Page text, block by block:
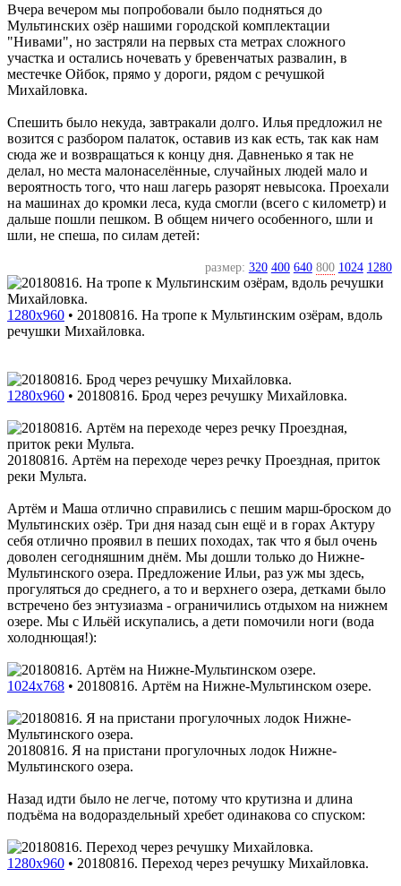
Вчера вечером мы попробовали было подняться до
Мультинских озёр нашими городской комплектации
"Нивами", но застряли на первых ста метрах сложного
участка и остались ночевать у бревенчатых развалин, в
местечке Ойбок, прямо у дороги, рядом с речушкой
Михайловка.
Спешить было некуда, завтракали долго. Илья предложил не
возится с разбором палаток, оставив из как есть, так как нам
сюда же и возвращаться к концу дня. Давненько я так не
делал, но места малонаселённые, случайных людей мало и
вероятность того, что наш лагерь разорят невысока. Проехали
на машинах до кромки леса, куда смогли (всего с километр) и
дальше пошли пешком. В общем ничего особенного, шли и
шли, не спеша, по силам детей:
размер: 320 400 640 800 1024 1280
1280x960 • 20180816. На тропе к Мультинским озёрам, вдоль
речушки Михайловка.
1280x960 • 20180816. Брод через речушку Михайловка.
20180816. Артём на переходе через речку Проездная, приток
реки Мульта.
Артём и Маша отлично справились с пешим марш-броском до
Мультинских озёр. Три дня назад сын ещё и в горах Актуру
себя отлично проявил в пеших походах, так что я был очень
доволен сегодняшним днём. Мы дошли только до Нижне-
Мультинского озера. Предложение Ильи, раз уж мы здесь,
прогуляться до среднего, а то и верхнего озера, детками было
встречено без энтузиазма - ограничились отдыхом на нижнем
озере. Мы с Ильёй искупались, а дети помочили ноги (вода
холоднющая!):
1024x768 • 20180816. Артём на Нижне-Мультинском озере.
20180816. Я на пристани прогулочных лодок Нижне-
Мультинского озера.
Назад идти было не легче, потому что крутизна и длина
подъёма на водораздельный хребет одинакова со спуском:
1280x960 • 20180816. Переход через речушку Михайловка.